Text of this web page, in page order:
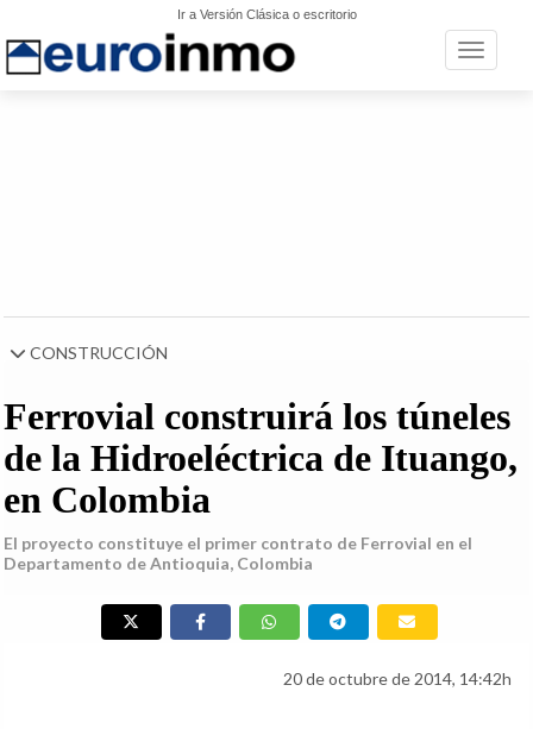
Ir a Versión Clásica o escritorio
Toggle
CONSTRUCCIÓN
Ferrovial construirá los túneles
de la Hidroeléctrica de Ituango,
en Colombia
El proyecto constituye el primer contrato de Ferrovial en el
Departamento de Antioquia, Colombia
20 de octubre de 2014, 14:42h